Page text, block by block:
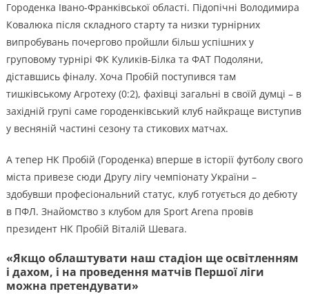
Городенка Івано-Франківської області. Підопічні Володимира
Ковалюка після складного старту та низки турнірних
випробувань почергово пройшли більш успішних у
груповому турнірі ФК Куликів-Білка та ФАТ Подоляни,
діставшись фіналу. Хоча Пробій поступився там
тишківському Агротеху (0:2), фахівці загальні в своїй думці – в
західній групі саме городенківський клуб найкраще виступив
у весняній частині сезону та стикових матчах.
А тепер НК Пробій (Городенка) вперше в історії футболу свого
міста привезе сюди Другу лігу чемпіонату України –
здобувши професіональний статус, клуб готується до дебюту
в ПФЛ. Знайомство з клубом для Sport Arena провів
президент НК Пробій Віталій Шевага.
«Якщо облаштувати наш стадіон ще освітленням
і дахом, і на проведення матчів Першої ліги
можна претендувати»